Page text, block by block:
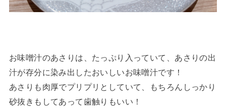
お味噌汁のあさりは、たっぷり入っていて、あさりの出
汁が存分に染み出したおいしいお味噌汁です！
あさりも肉厚でプリプリとしていて、もちろんしっかり
砂抜きもしてあって歯触りもいい！